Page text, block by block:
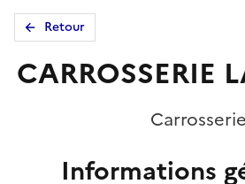
Retour
CARROSSERIE
Carrosserie
Informations